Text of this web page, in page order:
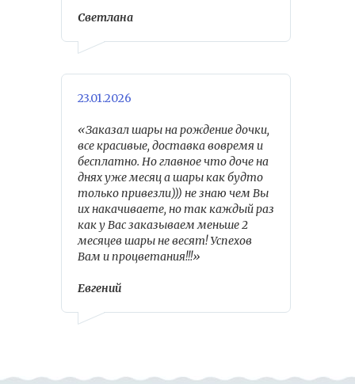
Светлана
23.01.2026
«Заказал шары на рождение дочки,
все красивые, доставка вовремя и
бесплатно. Но главное что доче на
днях уже месяц а шары как будто
только привезли))) не знаю чем Вы
их накачиваете, но так каждый раз
как у Вас заказываем меньше 2
месяцев шары не весят! Успехов
Вам и процветания!!!»
Евгений